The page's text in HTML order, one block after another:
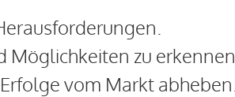
Möglichkeiten zu erkennen.
vom Markt abheben.